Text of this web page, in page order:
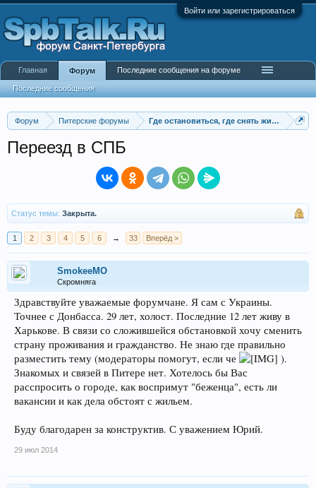
Войти или зарегистрироваться
Форум Питерские форумы Где остановиться, где снять жилье
Переезд в СПБ
Статус темы: Закрыта.
1 2 3 4 5 6 → 33 Вперёд >
SmokeeMO
Скромняга
Здравствуйте уважаемые форумчане. Я сам с Украины.
Точнее с Донбасса. 29 лет, холост. Последние 12 лет живу в
Харькове. В связи со сложившейся обстановкой хочу сменить
страну проживания и гражданство. Не знаю где правильно
разместить тему (модераторы помогут, если че
).
Знакомых и связей в Питере нет. Хотелось бы Вас
расспросить о городе, как воспримут "беженца", есть ли
вакансии и как дела обстоят с жильем.
Буду благодарен за конструктив. С уважением Юрий.
29 июл 2014
Главная Форум
Последние сообщения
Последние сообщения на форуме